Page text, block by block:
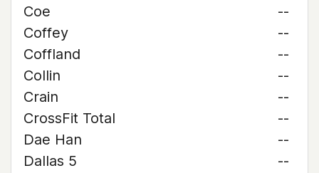
Coe
--
Coffey
--
Coffland
--
Collin
--
Crain
--
CrossFit Total
--
Dae Han
--
Dallas 5
--